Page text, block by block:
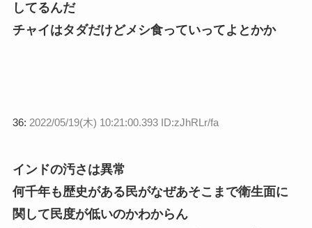
してるんだ
チャイはタダだけどメシ食っていってよとかか
36: 2022/05/19(木) 10:21:00.393 ID:zJhRLr/fa
インドの汚さは異常
何千年も歴史がある民がなぜあそこまで衛生面に
関して民度が低いのかわからん